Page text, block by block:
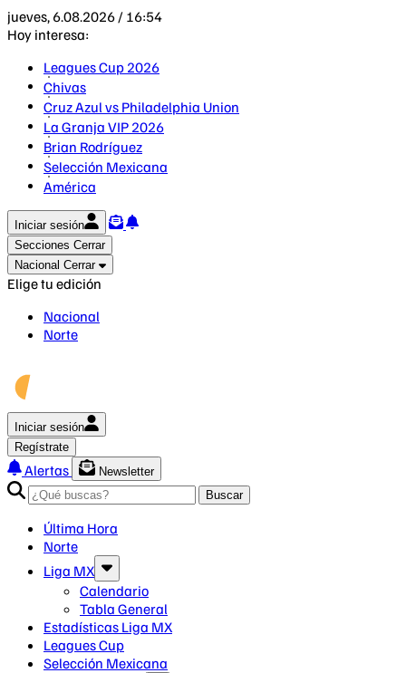
jueves, 6.08.2026 / 16:54
Hoy interesa:
Leagues Cup 2026
Chivas
Cruz Azul vs Philadelphia Union
La Granja VIP 2026
Brian Rodríguez
Selección Mexicana
América
Iniciar sesión
Secciones Cerrar
Nacional Cerrar
Elige tu edición
Nacional
Norte
Iniciar sesión
Regístrate
Alertas
Newsletter
Buscar
Última Hora
Norte
Liga MX
Calendario
Tabla General
Estadísticas Liga MX
Leagues Cup
Selección Mexicana